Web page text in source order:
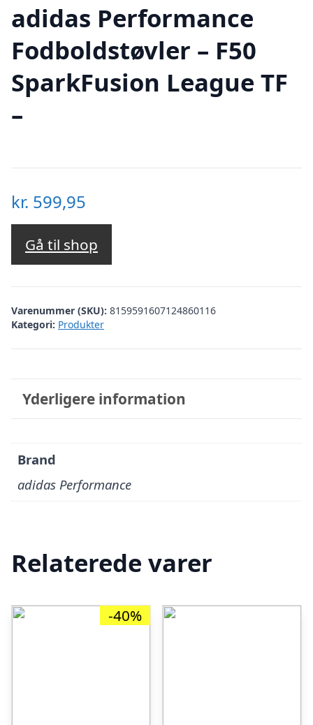
adidas Performance
Fodboldstøvler – F50
SparkFusion League TF
–
kr. 599,95
Gå til shop
Varenummer (SKU): 8159591607124860116
Kategori: Produkter
Yderligere information
Brand
adidas Performance
Relaterede varer
-40%